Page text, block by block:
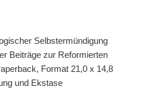
Selbstermündigung
Beiträge zur Reformierten
Format 21,0 x 14,8
und Ekstase